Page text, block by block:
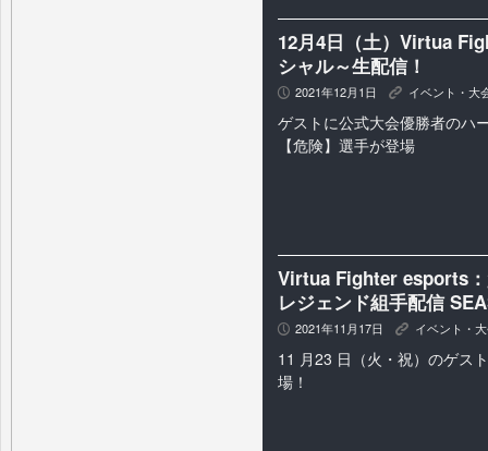
12月4日（土）Virtua
シャル～生配信！
P 2021年12月1日 K イベント・大
ゲストに公式大会優勝者のハ
【危険】選手が登場
Virtua Fighter esports
レジェンド組手配信
P 2021年11月17日 K イベント・
11 月23 日（火・祝）のゲス
場！